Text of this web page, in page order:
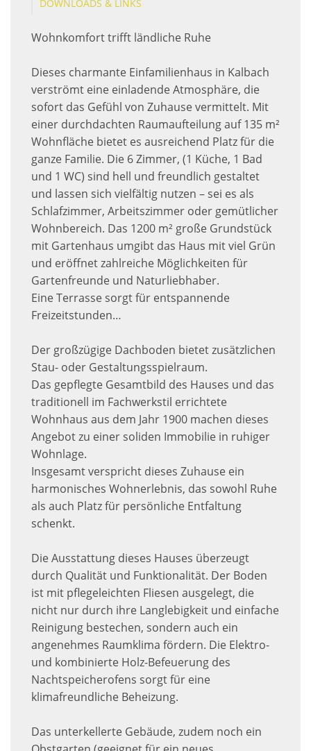
DOWNLOADS & LINKS
Wohnkomfort trifft ländliche Ruhe
Dieses charmante Einfamilienhaus in Kalbach
verströmt eine einladende Atmosphäre, die
sofort das Gefühl von Zuhause vermittelt. Mit
einer durchdachten Raumaufteilung auf 135 m²
Wohnfläche bietet es ausreichend Platz für die
ganze Familie. Die 6 Zimmer, (1 Küche, 1 Bad
und 1 WC) sind hell und freundlich gestaltet
und lassen sich vielfältig nutzen – sei es als
Schlafzimmer, Arbeitszimmer oder gemütlicher
Wohnbereich. Das 1200 m² große Grundstück
mit Gartenhaus umgibt das Haus mit viel Grün
und eröffnet zahlreiche Möglichkeiten für
Gartenfreunde und Naturliebhaber.
Eine Terrasse sorgt für entspannende
Freizeitstunden…
Der großzügige Dachboden bietet zusätzlichen
Stau- oder Gestaltungsspielraum.
Das gepflegte Gesamtbild des Hauses und das
traditionell im Fachwerkstil errichtete
Wohnhaus aus dem Jahr 1900 machen dieses
Angebot zu einer soliden Immobilie in ruhiger
Wohnlage.
Insgesamt verspricht dieses Zuhause ein
harmonisches Wohnerlebnis, das sowohl Ruhe
als auch Platz für persönliche Entfaltung
schenkt.
Die Ausstattung dieses Hauses überzeugt
durch Qualität und Funktionalität. Der Boden
ist mit pflegeleichten Fliesen ausgelegt, die
nicht nur durch ihre Langlebigkeit und einfache
Reinigung bestechen, sondern auch ein
angenehmes Raumklima fördern. Die Elektro-
und kombinierte Holz-Befeuerung des
Nachtspeicherofens sorgt für eine
klimafreundliche Beheizung.
Das unterkellerte Gebäude, zudem noch ein